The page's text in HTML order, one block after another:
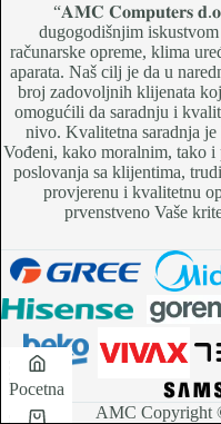
“𝐀𝐌𝐂 𝐂𝐨𝐦𝐩𝐮𝐭𝐞𝐫𝐬
dugogodišnjim
računarske opreme, klima
aparata. Naš cilj je da u
broj zadovoljnih klijenata
omogućili da saradnju i
nivo. Kvalitetna saradnja
Vođeni, kako moralnim, tako
poslovanja sa klijentima,
provjerenu i kvalitetnu
prvenstveno Vaše
AMC Copyright
Pocetna